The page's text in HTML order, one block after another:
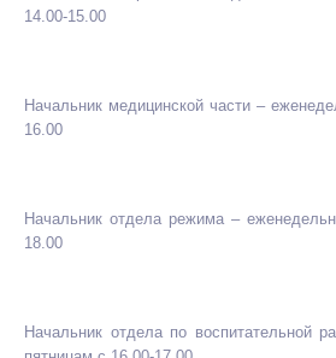
14.00-15.00
Начальник медицинской части –
16.00
Начальник отдела режима –
18.00
Начальник отдела по воспитательной